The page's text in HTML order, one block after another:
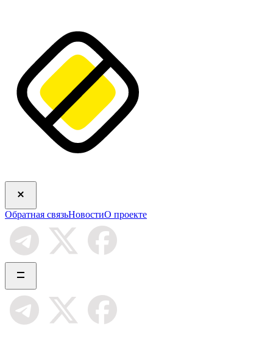
Обратная связьНовостиО проекте